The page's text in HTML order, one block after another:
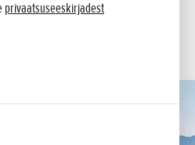
privaatsuseeskirjadest
in a new tab
AEGA